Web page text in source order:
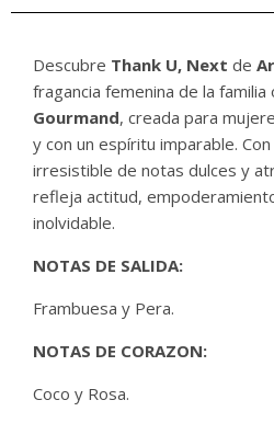
Descubre Thank U, Next de
fragancia femenina de la familia
Gourmand, creada para
y con un espíritu imparable.
irresistible de notas dulces y
refleja actitud,
inolvidable.
NOTAS DE SALIDA:
Frambuesa y Pera.
NOTAS DE CORAZON:
Coco y Rosa.